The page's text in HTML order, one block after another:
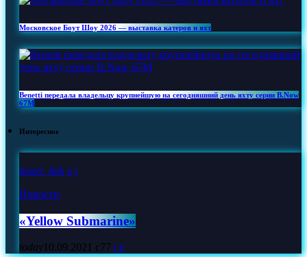
Московское Боут Шоу 2026 — выставка катеров и яхт
Benetti передала владельцу крупнейшую на сегодняшний день яхту серии B.Now
67M
Интересное
insert_link
Новости
«Yellow Submarine»
today10.09.2021 77